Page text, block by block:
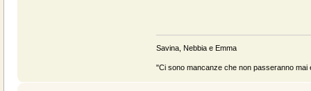
Savina, Nebbia e Emma
"Ci sono mancanze che non passeranno